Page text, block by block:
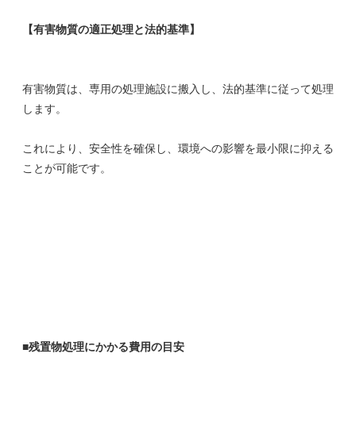
【有害物質の適正処理と法的基準】
有害物質は、専用の処理施設に搬入し、法的基準に従って処理
します。
これにより、安全性を確保し、環境への影響を最小限に抑える
ことが可能です。
■残置物処理にかかる費用の目安